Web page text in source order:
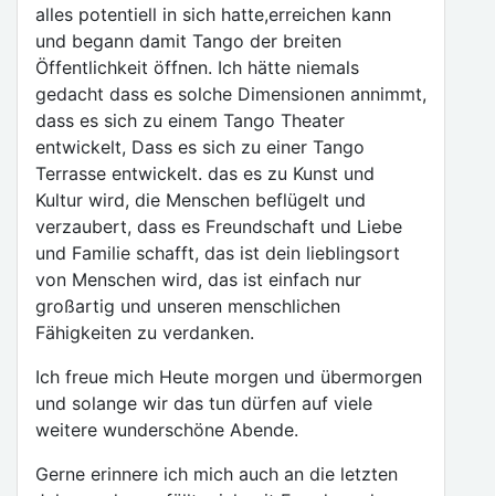
alles potentiell in sich hatte,erreichen kann
und begann damit Tango der breiten
Öffentlichkeit öffnen. Ich hätte niemals
gedacht dass es solche Dimensionen annimmt,
dass es sich zu einem Tango Theater
entwickelt, Dass es sich zu einer Tango
Terrasse entwickelt. das es zu Kunst und
Kultur wird, die Menschen beflügelt und
verzaubert, dass es Freundschaft und Liebe
und Familie schafft, das ist dein lieblingsort
von Menschen wird, das ist einfach nur
großartig und unseren menschlichen
Fähigkeiten zu verdanken.
Ich freue mich Heute morgen und übermorgen
und solange wir das tun dürfen auf viele
weitere wunderschöne Abende.
Gerne erinnere ich mich auch an die letzten